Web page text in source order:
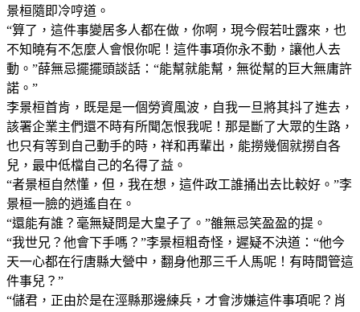
景桓隨即冷哼道。
“算了，這件事變居多人都在做，你啊，現今假若吐露來，也
不知曉有不怎麼人會恨你呢！這件事項你永不動，讓他人去
動。”薛無忌擺擺頭談話：“能幫就能幫，無從幫的巨大無庸許
諾。”
李景桓首肯，既是是一個勞資風波，自我一旦將其抖了進去，
該署企業主們還不時有所聞怎恨我呢！那是斷了大眾的生路，
也只有等到自己動手的時，祥和再輩出，能撈幾個就撈自各
兒，最中低檔自己的名得了益。
“者景桓自然懂，但，我在想，這件政工誰捅出去比較好。”李
景桓一臉的逍遙自在。
“還能有誰？毫無疑問是大皇子了。”雒無忌笑盈盈的提。
“我世兄？他會下手嗎？”李景桓粗奇怪，遲疑不決道：“他今
天一心都在行唐縣大營中，翻身他那三千人馬呢！有時間管這
件事兒？”
“儲君，正由於是在涇縣那邊練兵，才會涉嫌這件事項呢？肖